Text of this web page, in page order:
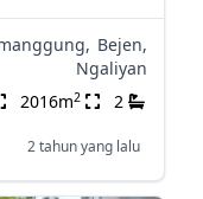
Bejen,
Ngaliyan
2016m2 2
2 tahun yang lalu